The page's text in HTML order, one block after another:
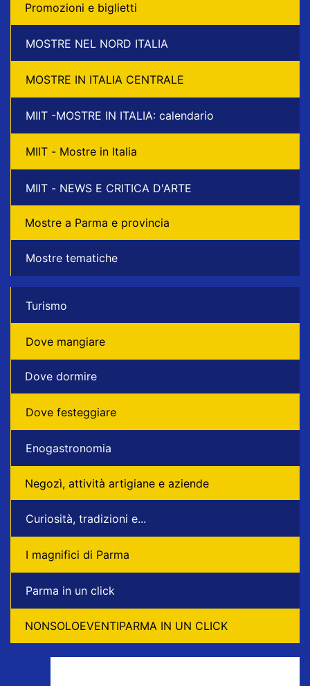
Promozioni e biglietti
MOSTRE NEL NORD ITALIA
MOSTRE IN ITALIA CENTRALE
MIIT -MOSTRE IN ITALIA: calendario
MIIT - Mostre in Italia
MIIT - NEWS E CRITICA D'ARTE
Mostre a Parma e provincia
Mostre tematiche
Turismo
Dove mangiare
Dove dormire
Dove festeggiare
Enogastronomia
Negozì, attività artigiane e aziende
Curiosità, tradizioni e...
I magnifici di Parma
Parma in un click
NONSOLOEVENTIPARMA IN UN CLICK